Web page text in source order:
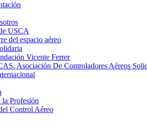
USCA
del espacio aéreo
Vicente Ferrer
Asociación De Controladores Aéreos
la Profesión
Control Aéreo